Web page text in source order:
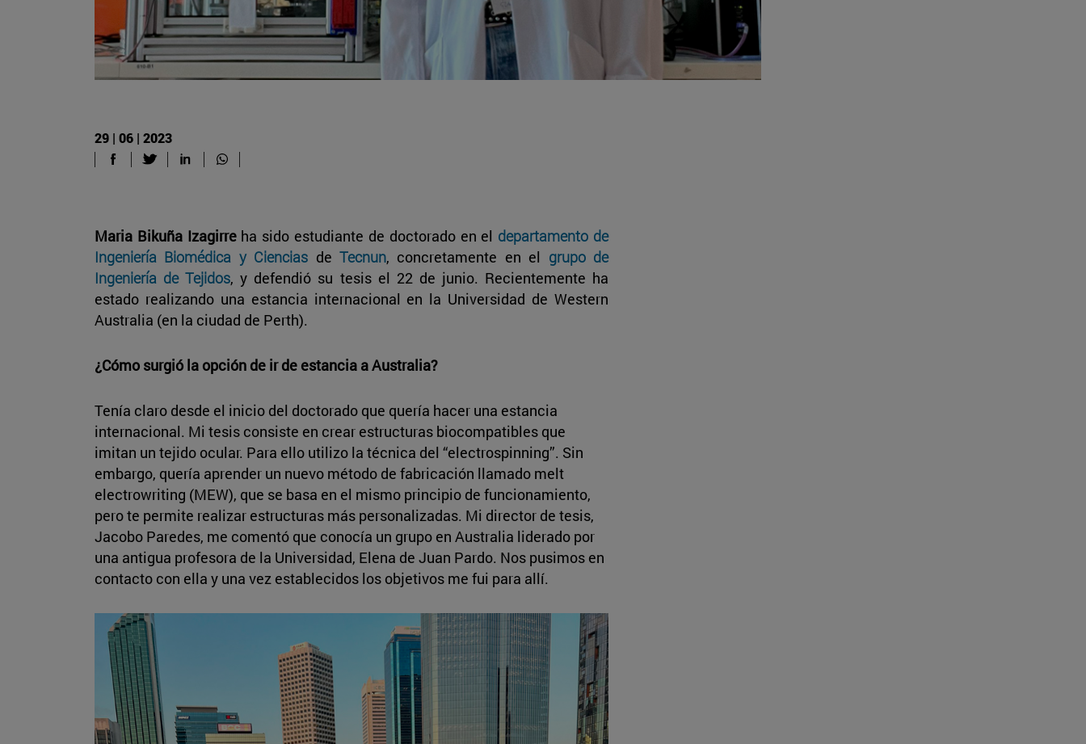
29 | 06 | 2023
Maria Bikuña Izagirreha sido estudiante de doctorado en el departamento de
Ingeniería Biomédica y Ciencias deTecnun, concretamente en el grupo de
Ingeniería de Tejidos, y defendió su tesis el 22 de junio. Recientemente ha
estado realizando una estancia internacional en la Universidad de Western
Australia (en la ciudad de Perth).
¿Cómo surgió la opción de ir de estancia a Australia?
Tenía claro desde el inicio del doctorado que quería hacer una estancia
internacional. Mi tesis consiste en crear estructuras biocompatibles que
imitan un tejido ocular. Para ello utilizo la técnica del “electrospinning”. Sin
embargo, quería aprender un nuevo método de fabricación llamado melt
electrowriting (MEW), que se basa en el mismo principio de funcionamiento,
pero te permite realizar estructuras más personalizadas. Mi director de tesis,
Jacobo Paredes, me comentó que conocía un grupo en Australia liderado por
una antigua profesora de la Universidad, Elena de Juan Pardo. Nos pusimos en
contacto con ella y una vez establecidos los objetivos me fui para allí.